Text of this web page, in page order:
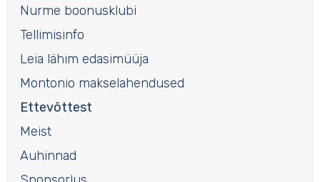
Ettevõttest
Meist
Auhinnad
Nurme boonusklubi
Tellimisinfo
Leia lähim edasimüüja
Montonio makselahendused